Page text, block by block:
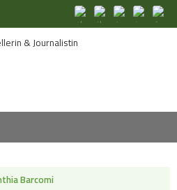
Barcomi